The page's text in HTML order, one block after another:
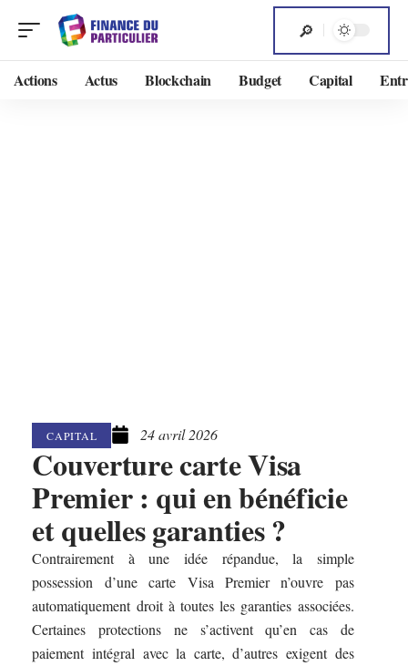
Actions Actus Blockchain Budget Capital
CAPITAL 24 avril 2026
Couverture carte Visa
Premier : qui en bénéficie
et quelles garanties ?
Contrairement à une idée répandue, la simple
possession d’une carte Visa Premier n’ouvre pas
automatiquement droit à toutes les garanties associées.
Certaines protections ne s’activent qu’en cas de
paiement intégral avec la carte, d’autres exigent des